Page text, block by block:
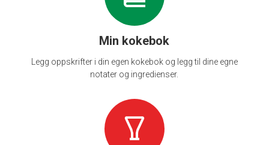
Min kokebok
Legg oppskrifter i din egen kokebok og legg til dine egne
notater og ingredienser.